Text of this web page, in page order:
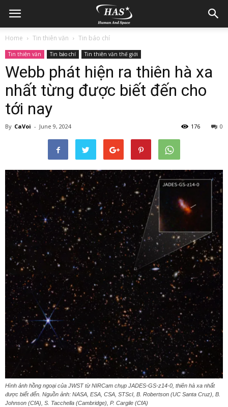
Home Tin thiên văn Tin báo chí
Tin thiên văn Tin báo chí Tin thiên văn thế giới
Webb phát hiện ra thiên hà xa
nhất từng được biết đến cho
tới nay
By CaVoi - June 9, 2024 0
176
Hình ảnh hồng ngoại của JWST từ NIRCam chụp JADES-GS-z14-0, thiên hà xa nhất
được biết đến. Nguồn ảnh: NASA, ESA, CSA, STScI, B. Robertson (UC Santa Cruz), B.
Johnson (CfA), S. Tacchella (Cambridge), P. Cargile (CfA)